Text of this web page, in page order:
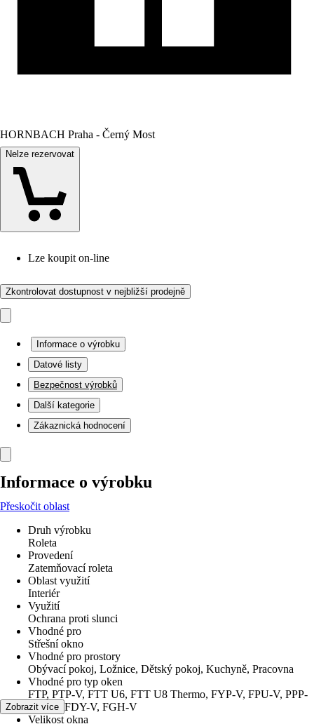
HORNBACH Praha - Černý Most
Nelze rezervovat
Lze koupit on-line
Zkontrolovat dostupnost v nejbližší prodejně
Informace o výrobku
Datové listy
Bezpečnost výrobků
Další kategorie
Zákaznická hodnocení
Informace o výrobku
Přeskočit oblast
Druh výrobku
Roleta
Provedení
Zatemňovací roleta
Oblast využití
Interiér
Využití
Ochrana proti slunci
Vhodné pro
Střešní okno
Vhodné pro prostory
Obývací pokoj, Ložnice, Dětský pokoj, Kuchyně, Pracovna
Vhodné pro typ oken
FTP, PTP-V, FTT U6, FTT U8 Thermo, FYP-V, FPU-V, PPP-
V, PTP, FDY-V, FGH-V
Velikost okna
Zobrazit více